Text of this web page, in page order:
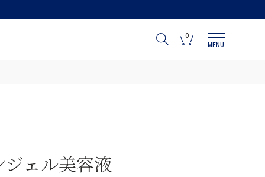
0
MENU
ェル美容液